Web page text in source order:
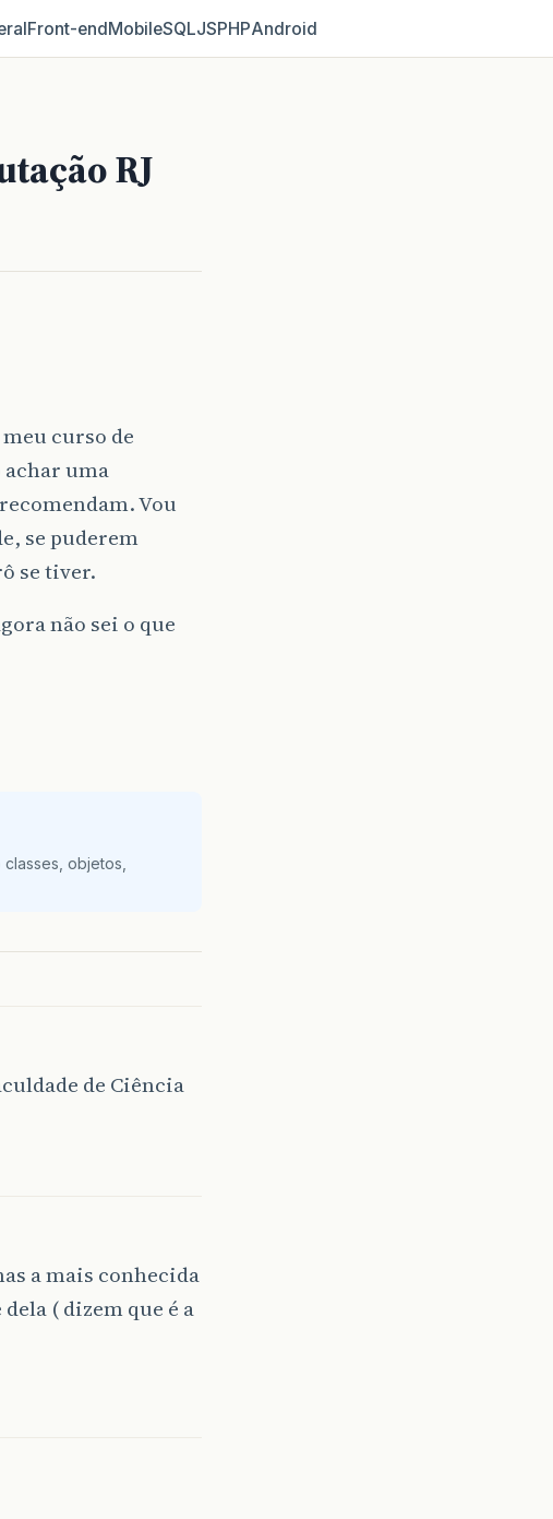
Front‑endMobileSQLJSPHPAndroid
RJ
curso de
achar uma
Vou
se puderem
se tiver.
não sei o que
objetos,
de Ciência
a mais conhecida
( dizem que é a